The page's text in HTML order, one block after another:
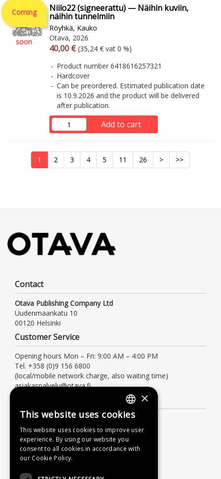
Coming
soon
Niilo22 (signeerattu) — Näihin kuviin,
näihin tunnelmiin
Röyhkä, Kauko
Otava, 2026
Arvonlisäverollinen hinta
40,00 € Excl. vat
(35,24 € vat 0 %)
Product number 6418616257321
Hardcover
Can be preordered. Estimated publication date
is 10.9.2026 and the product will be delivered
after publication.
Add to cart
1 2 3 4 5 11 26 > >>
Contact
Otava Publishing Company Ltd
Uudenmaankatu 10
00120 Helsinki
Customer Service
Opening hours Mon – Fri: 9:00 AM – 4:00 PM
Tel. +358 (0)9 156 6800
(local/mobile network charge, also waiting time)
asiakaspalvelu@otava.fi
Terms of delivery
Instructions
Privacy Policy
Accessibility Statement
FINNISH
SWEDISH
ENGLISH
×
This website uses cookies
This website uses cookies to improve user
experience. By using our website you
consent to all cookies in accordance with
our Cookie Policy.